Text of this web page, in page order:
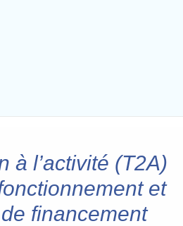
à l’activité (T2A)
et
financement